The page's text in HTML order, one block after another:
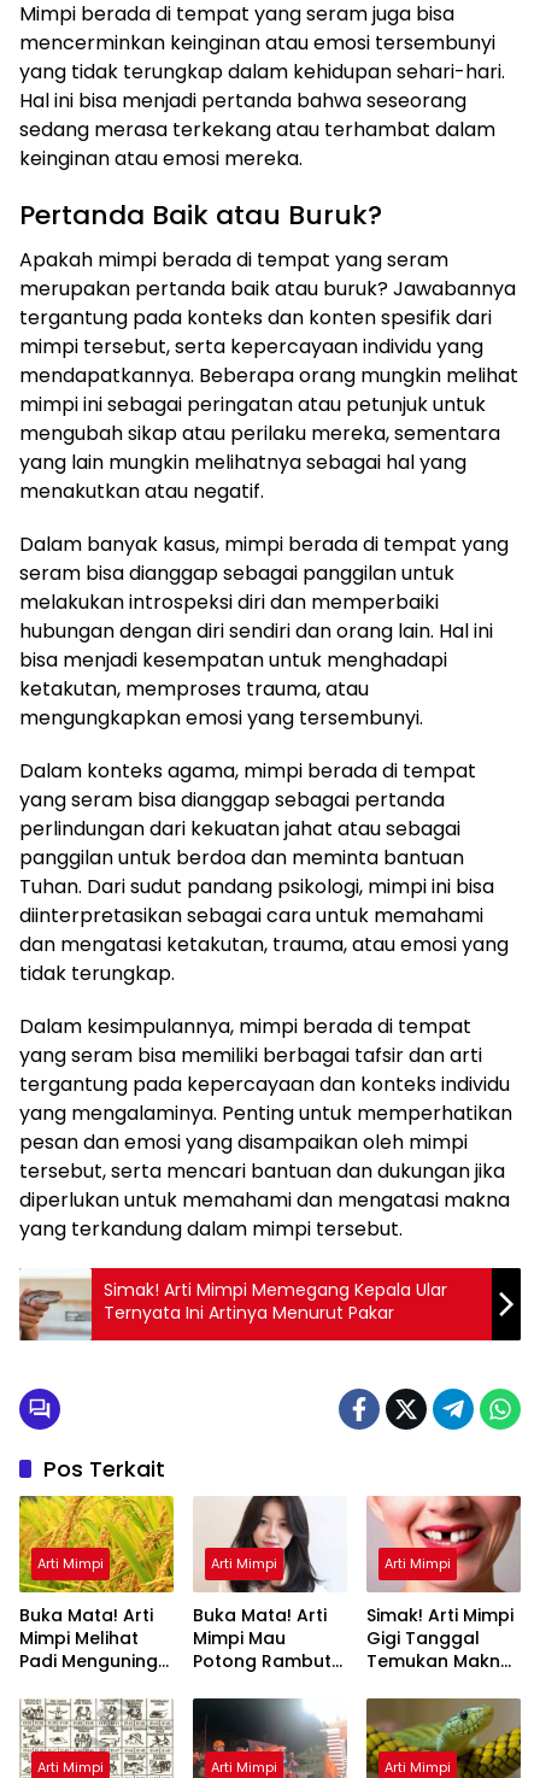
Mimpi berada di tempat yang seram juga bisa
mencerminkan keinginan atau emosi tersembunyi
yang tidak terungkap dalam kehidupan sehari-hari.
Hal ini bisa menjadi pertanda bahwa seseorang
sedang merasa terkekang atau terhambat dalam
keinginan atau emosi mereka.
Pertanda Baik atau Buruk?
Apakah mimpi berada di tempat yang seram
merupakan pertanda baik atau buruk? Jawabannya
tergantung pada konteks dan konten spesifik dari
mimpi tersebut, serta kepercayaan individu yang
mendapatkannya. Beberapa orang mungkin melihat
mimpi ini sebagai peringatan atau petunjuk untuk
mengubah sikap atau perilaku mereka, sementara
yang lain mungkin melihatnya sebagai hal yang
menakutkan atau negatif.
Dalam banyak kasus, mimpi berada di tempat yang
seram bisa dianggap sebagai panggilan untuk
melakukan introspeksi diri dan memperbaiki
hubungan dengan diri sendiri dan orang lain. Hal ini
bisa menjadi kesempatan untuk menghadapi
ketakutan, memproses trauma, atau
mengungkapkan emosi yang tersembunyi.
Dalam konteks agama, mimpi berada di tempat
yang seram bisa dianggap sebagai pertanda
perlindungan dari kekuatan jahat atau sebagai
panggilan untuk berdoa dan meminta bantuan
Tuhan. Dari sudut pandang psikologi, mimpi ini bisa
diinterpretasikan sebagai cara untuk memahami
dan mengatasi ketakutan, trauma, atau emosi yang
tidak terungkap.
Dalam kesimpulannya, mimpi berada di tempat
yang seram bisa memiliki berbagai tafsir dan arti
tergantung pada kepercayaan dan konteks individu
yang mengalaminya. Penting untuk memperhatikan
pesan dan emosi yang disampaikan oleh mimpi
tersebut, serta mencari bantuan dan dukungan jika
diperlukan untuk memahami dan mengatasi makna
yang terkandung dalam mimpi tersebut.
Simak! Arti Mimpi Memegang Kepala Ular
Ternyata Ini Artinya Menurut Pakar
Pos Terkait
Arti Mimpi
Buka Mata! Arti
Mimpi Melihat
Padi Menguning
Diketahui
Arti Mimpi
Buka Mata! Arti
Mimpi Mau
Potong Rambut
Ini Penjelasannya
Arti Mimpi
Simak! Arti Mimpi
Gigi Tanggal
Temukan Makna
Arti Mimpi Arti Mimpi Arti Mimpi